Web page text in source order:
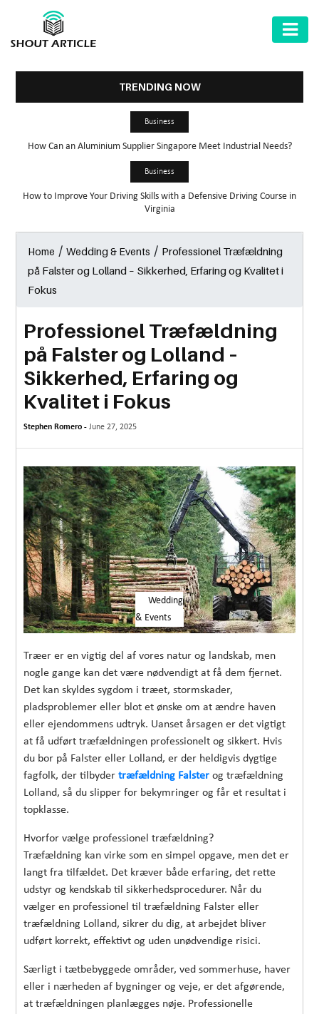
GARDEN
SHARE
MORE
TECHNOLOGY
TRAVEL
WEDDING
EVENTS
REAL
ESTATE
CONTACT
TRENDING NOW
Business
How Can an Aluminium Supplier Singapore Meet Industrial Needs?
Business
How to Improve Your Driving Skills with a Defensive Driving Course in
Virginia
Home /Wedding & Events / Professionel Træfældning
på Falster og Lolland – Sikkerhed, Erfaring og Kvalitet i
Fokus
Professionel Træfældning
på Falster og Lolland –
Sikkerhed, Erfaring og
Kvalitet i Fokus
Stephen Romero -June 27, 2025
Wedding
& Events
Træer er en vigtig del af vores natur og landskab, men
nogle gange kan det være nødvendigt at få dem fjernet.
Det kan skyldes sygdom i træet, stormskader,
pladsproblemer eller blot et ønske om at ændre haven
eller ejendommens udtryk. Uanset årsagen er det vigtigt
at få udført træfældningen professionelt og sikkert. Hvis
du bor på Falster eller Lolland, er der heldigvis dygtige
fagfolk, der tilbydertræfældning Falster og træfældning
Lolland, så du slipper for bekymringer og får et resultat i
topklasse.
Hvorfor vælge professionel træfældning?
Træfældning kan virke som en simpel opgave, men det er
langt fra tilfældet. Det kræver både erfaring, det rette
udstyr og kendskab til sikkerhedsprocedurer. Når du
vælger en professionel til træfældning Falster eller
træfældning Lolland, sikrer du dig, at arbejdet bliver
udført korrekt, effektivt og uden unødvendige risici.
Særligt i tætbebyggede områder, ved sommerhuse, haver
eller i nærheden af bygninger og veje, er det afgørende,
at træfældningen planlægges nøje. Professionelle